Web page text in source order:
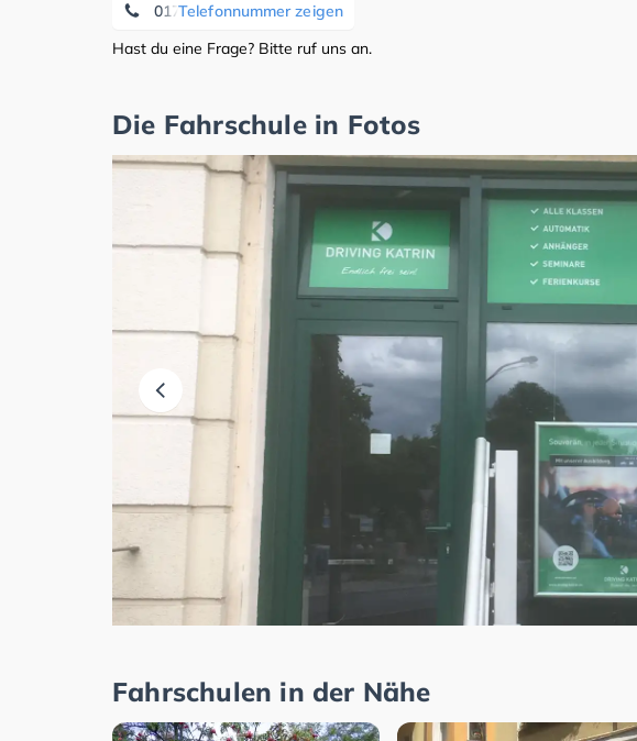
Telefonnummer zeigen
0176 70189007
Hast du eine Frage? Bitte ruf uns an.
Die Fahrschule in Fotos
Fahrschulen in der Nähe